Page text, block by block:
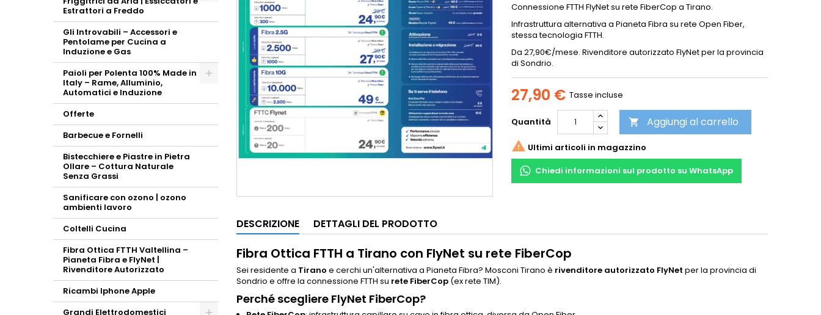
Estrattori a Freddo
Toggle
Gli Introvabili – Accessori e
Pentolame per Cucina a
Induzione e Gas
Paioli per Polenta 100% Made in
Italy – Rame, Alluminio,
Automatici e Induzione
Toggle
Offerte
Barbecue e Fornelli
Bistecchiere e Piastre in Pietra
Ollare – Cottura Naturale
Senza Grassi
Sanificare con ozono | ozono
ambienti lavoro
Coltelli Cucina
Fibra Ottica FTTH Valtellina –
Pianeta Fibra e FlyNet |
Rivenditore Autorizzato
Ricambi Iphone Apple
Grandi Elettrodomestici
Connessione FTTH FlyNet su rete FiberCop a Tirano.
Infrastruttura alternativa a Pianeta Fibra su rete Open Fiber,
stessa tecnologia FTTH.
Da 27,90€/mese. Rivenditore autorizzato FlyNet per la provincia
di Sondrio.
27,90 € Tasse incluse
Quantità  Aggiungi al carrello
 Ultimi articoli in magazzino
Chiedi informazioni sul prodotto su WhatsApp
DESCRIZIONE DETTAGLI DEL PRODOTTO
Fibra Ottica FTTH a Tirano con FlyNet su rete FiberCop
Sei residente a Tirano e cerchi un'alternativa a Pianeta Fibra? Mosconi Tirano è rivenditore autorizzato FlyNet per la provincia di
Sondrio e offre la connessione FTTH su rete FiberCop (ex rete TIM).
Perché scegliere FlyNet FiberCop?